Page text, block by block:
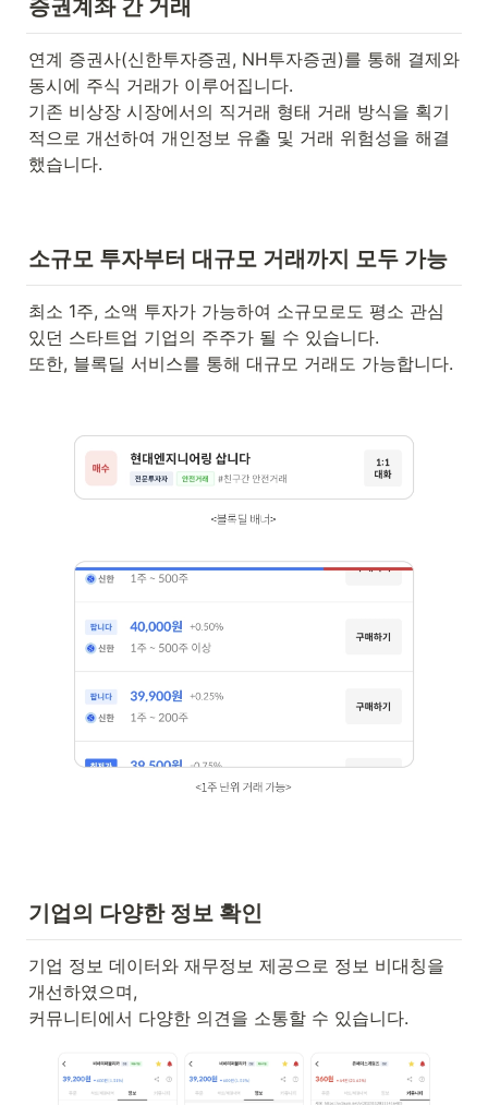
증권계좌 간 거래
연계 증권사(신한투자증권, NH투자증권)를 통해 결제와
동시에 주식 거래가 이루어집니다.
기존 비상장 시장에서의 직거래 형태 거래 방식을 획기
적으로 개선하여 개인정보 유출 및 거래 위험성을 해결
했습니다.
소규모 투자부터 대규모 거래까지 모두 가능
최소 1주, 소액 투자가 가능하여 소규모로도 평소 관심
있던 스타트업 기업의 주주가 될 수 있습니다.
또한, 블록딜 서비스를 통해 대규모 거래도 가능합니다.
기업의 다양한 정보 확인
기업 정보 데이터와 재무정보 제공으로 정보 비대칭을
개선하였으며,
커뮤니티에서 다양한 의견을 소통할 수 있습니다.